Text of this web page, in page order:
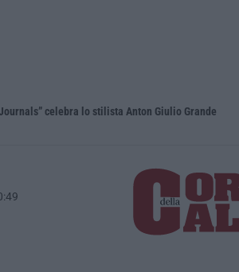
celebra lo stilista Anton Giulio Grande